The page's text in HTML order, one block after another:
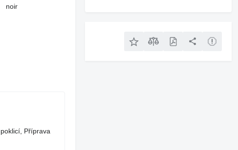
noir
Příprava